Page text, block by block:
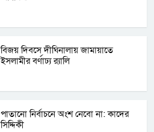
বিজয় দিবসে দীঘিনালায় জামায়াতে
ইসলামীর বর্ণাঢ্য র‍্যালি
পাতানো নির্বাচনে অংশ নেবো না: কাদের
সিদ্দিকী